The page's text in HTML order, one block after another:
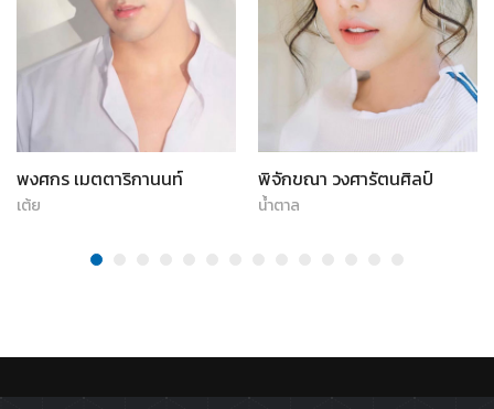
พงศกร เมตตาริกานนท์
เต้ย
พิจักขณา วงศารัตนศิลป์
น้ำตาล